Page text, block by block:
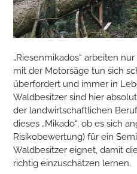
„Riesenmikados“ arbeiten
mit der Motorsäge tun sich
überfordert und immer in
Waldbesitzer sind hier
der landwirtschaftlichen
dieses „Mikado“, ob es sich
Risikobewertung) für ein
Waldbesitzer eignet, damit
richtig einzuschätzen lernen.